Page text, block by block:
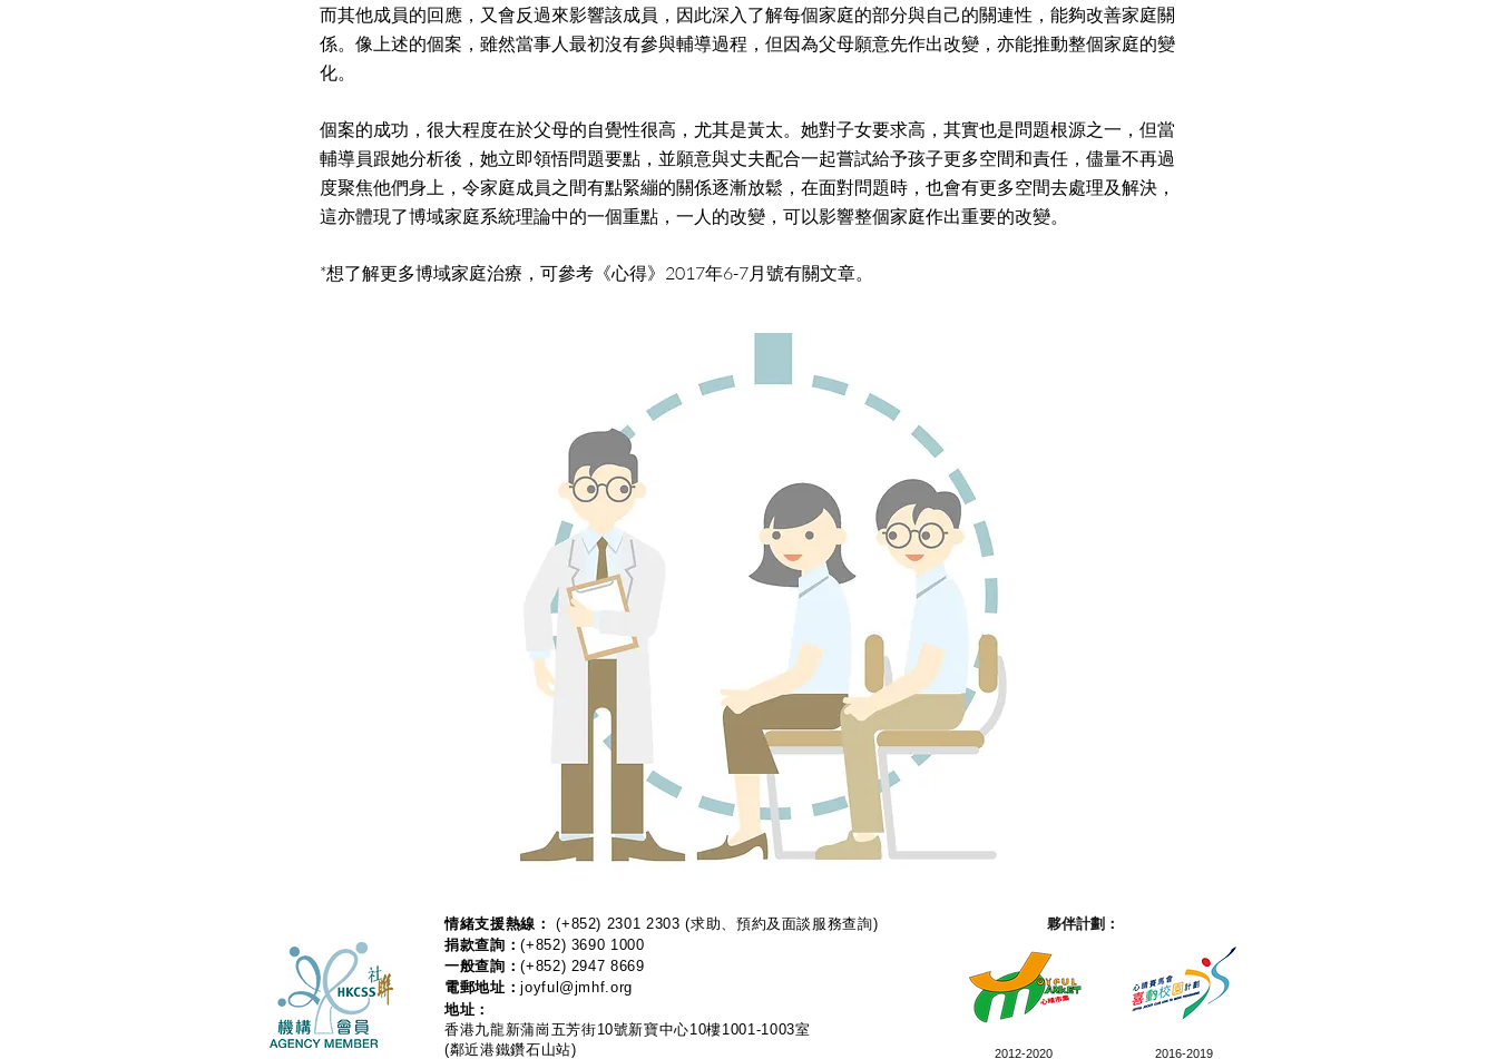
而其他成員的回應，又會反過來影響該成員，因此深入了解每個家庭的部分與自己的關連性，能夠改善家庭關
係。像上述的個案，雖然當事人最初沒有參與輔導過程，但因為父母願意先作出改變，亦能推動整個家庭的變
化。
個案的成功，很大程度在於父母的自覺性很高，尤其是黃太。她對子女要求高，其實也是問題根源之一，但當
輔導員跟她分析後，她立即領悟問題要點，並願意與丈夫配合一起嘗試給予孩子更多空間和責任，儘量不再過
度聚焦他們身上，令家庭成員之間有點緊繃的關係逐漸放鬆，在面對問題時，也會有更多空間去處理及解決，
這亦體現了博域家庭系統理論中的一個重點，一人的改變，可以影響整個家庭作出重要的改變。
*想了解更多博域家庭治療，可參考《心得》2017年6-7月號有關文章。
情緒支援熱線：​​(+852) 2301 2303(求助、預約及面談服務查詢)
捐款查詢：(+852) 3690 1000
一般查詢：(+852) 2947 8669
電郵地址：joyful@jmhf.org
地址：
香港九龍新蒲崗五芳街10號新寶中心10樓1001-1003室
(鄰近港鐵鑽石山站)
夥伴計劃：
2012-2020 2016-2019